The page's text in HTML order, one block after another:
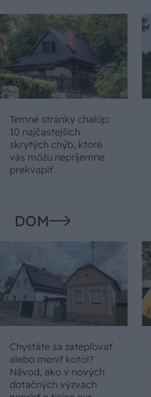
Temné stránky chalúp:
10 najčastejších
skrytých chýb, ktoré
vás môžu nepríjemne
prekvapiť
DOM
Chystáte sa zatepľovať
alebo meniť kotol?
Návod, ako v nových
dotačných výzvach